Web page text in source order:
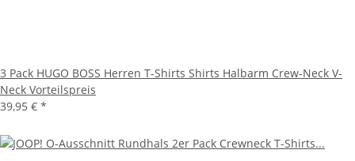
3 Pack HUGO BOSS Herren T-Shirts Shirts Halbarm Crew-Neck V-
Neck Vorteilspreis
39,95 € *